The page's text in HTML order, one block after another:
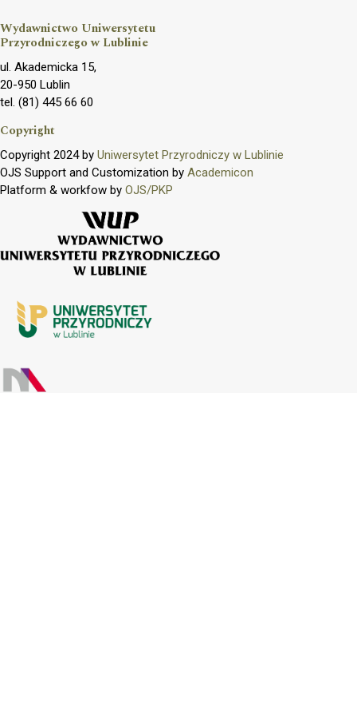
Wydawnictwo Uniwersytetu
Przyrodniczego w Lublinie
ul. Akademicka 15,
20-950 Lublin
tel. (81) 445 66 60
Copyright
Copyright 2024 by Uniwersytet Przyrodniczy w Lublinie
OJS Support and Customization by Academicon
Platform & workfow by OJS/PKP